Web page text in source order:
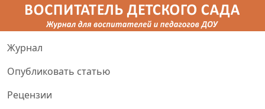
Журнал
Опубликовать статью
Рецензии